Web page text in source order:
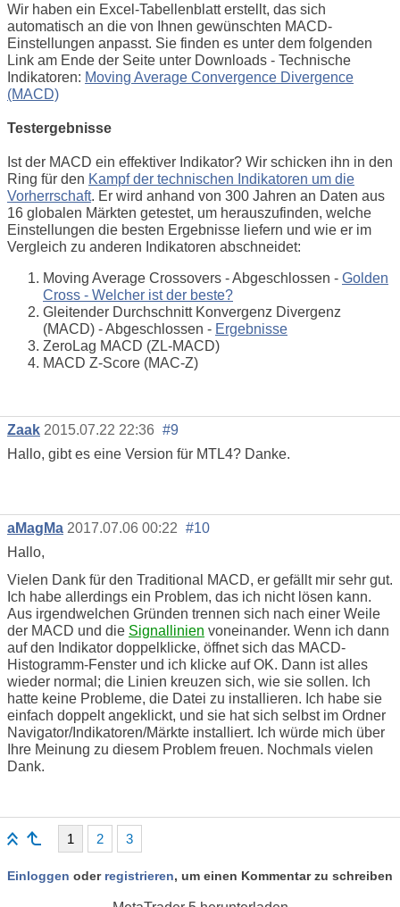
Wir haben ein Excel-Tabellenblatt erstellt, das sich
automatisch an die von Ihnen gewünschten MACD-
Einstellungen anpasst. Sie finden es unter dem folgenden
Link am Ende der Seite unter Downloads - Technische
Indikatoren: Moving Average Convergence Divergence
(MACD)
Testergebnisse
Ist der MACD ein effektiver Indikator? Wir schicken ihn in den
Ring für den Kampf der technischen Indikatoren um die
Vorherrschaft. Er wird anhand von 300 Jahren an Daten aus
16 globalen Märkten getestet, um herauszufinden, welche
Einstellungen die besten Ergebnisse liefern und wie er im
Vergleich zu anderen Indikatoren abschneidet:
Moving Average Crossovers - Abgeschlossen - Golden
Cross - Welcher ist der beste?
Gleitender Durchschnitt Konvergenz Divergenz
(MACD) - Abgeschlossen - Ergebnisse
ZeroLag MACD (ZL-MACD)
MACD Z-Score (MAC-Z)
Zaak 2015.07.22 22:36 #9
Hallo, gibt es eine Version für MTL4? Danke.
aMagMa 2017.07.06 00:22 #10
Hallo,
Vielen Dank für den Traditional MACD, er gefällt mir sehr gut.
Ich habe allerdings ein Problem, das ich nicht lösen kann.
Aus irgendwelchen Gründen trennen sich nach einer Weile
der MACD und die Signallinien voneinander. Wenn ich dann
auf den Indikator doppelklicke, öffnet sich das MACD-
Histogramm-Fenster und ich klicke auf OK. Dann ist alles
wieder normal; die Linien kreuzen sich, wie sie sollen. Ich
hatte keine Probleme, die Datei zu installieren. Ich habe sie
einfach doppelt angeklickt, und sie hat sich selbst im Ordner
Navigator/Indikatoren/Märkte installiert. Ich würde mich über
Ihre Meinung zu diesem Problem freuen. Nochmals vielen
Dank.
1 2 3
Einloggen oder registrieren, um einen Kommentar zu schreiben